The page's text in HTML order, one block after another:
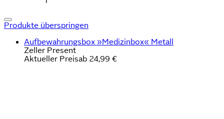
Produkte überspringen
Aufbewahrungsbox »Medizinbox« Metall
Zeller Present
Aktueller Preisab 24,99 €